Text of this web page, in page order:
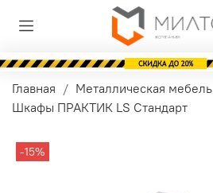
Главная Металлическая мебель
Шкафы ПРАКТИК LS Стандарт
-15%